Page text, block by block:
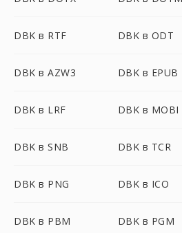
DBK в RTF DBK в ODT
DBK в AZW3 DBK в EPUB
DBK в LRF DBK в MOBI
DBK в SNB DBK в TCR
DBK в PNG DBK в ICO
DBK в PBM DBK в PGM